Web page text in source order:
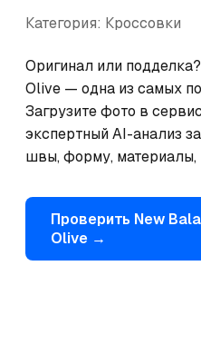
Категория: Кроссовки
Оригинал или
Olive — одна из самых
Загрузите фото в
экспертный AI-анализ
швы, форму, материалы,
Проверить New
Olive →